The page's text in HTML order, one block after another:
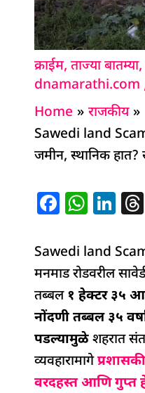
क्राईम,ताज्या बातम्या
dnamarathi.com
Home
राजकीय
Sawedi land Scam
जमीन, स्थानिक
F
c
e
b
o
o
k
W
at
s
A
p
p
Li
k
e
dI
n
Sawedi land
मनमाड रोडवरील
तब्बल १ हेक्टर ३५
नोंदणी तब्बल ३५
पडल्यामुळे शहरात
व्यवहारामागे
वरदहस्त आणि गुप्त